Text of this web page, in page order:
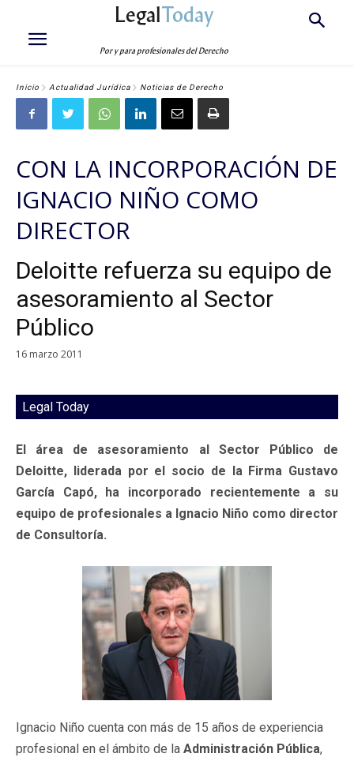
LegalToday
Por y para profesionales del Derecho
Inicio Actualidad Jurídica Noticias de Derecho
CON LA INCORPORACIÓN DE
IGNACIO NIÑO COMO
DIRECTOR
Deloitte refuerza su equipo de
asesoramiento al Sector
Público
16 marzo 2011
Legal Today
El área de asesoramiento al Sector Público de
Deloitte, liderada por el socio de la Firma Gustavo
García Capó, ha incorporado recientemente a su
equipo de profesionales a Ignacio Niño como director
de Consultoría.
Ignacio Niño cuenta con más de 15 años de experiencia
profesional en el ámbito de la Administración Pública,